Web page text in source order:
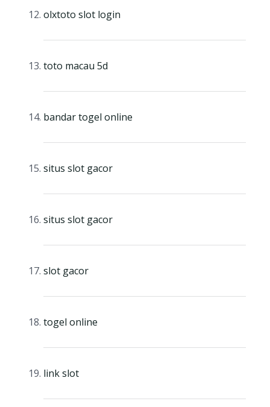
olxtoto slot login
toto macau 5d
bandar togel online
situs slot gacor
situs slot gacor
slot gacor
togel online
link slot